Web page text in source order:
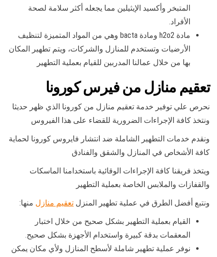
المتبخر وأكسيد الإيثيلين مما يجعله أكثر سلامة لصحة
الأفراد.
مادة h2o2 ومادة bacta وهي من المواد المتميزة لتنظيف
الأرضيات وتستخدم للمنازل والشركات، ويتم تطهير المكان
بها من خلال عمالنا المدربين للقيام بعملية التطهير
تعقيم منازل من فيرس كورونا
نحرص علي توفير خدمة تعقيم منازل من كورونا الذي ظهر حديثا
ونتخذ كافة الإجراءات الضرورية للقضاء على هذا الفيروس
ونقدم خدمات التطهير الشاملة ضد انتشار فايروس كورونا لحماية
كافة الأشخاص في المنازل والشقق والفنادق
ويتخذ فريقنا كافة الإجراءات الوقائية باستخدامنا الماسكات
والقفازات والملابس الخاصة بعملية التطهير
ونتبع أفضل الطرق في عملية تطهير المنزل تعقيم منازل منها:
القيام بعملية التطهير بشكل صحيح من خلال اختبار
المعقمات بدقة كبيرة واستخدام الأجهزة بشكل صحيح.
نوفر عملية تطهير شاملة لأسطح المنازل ولأي مكان يمكن